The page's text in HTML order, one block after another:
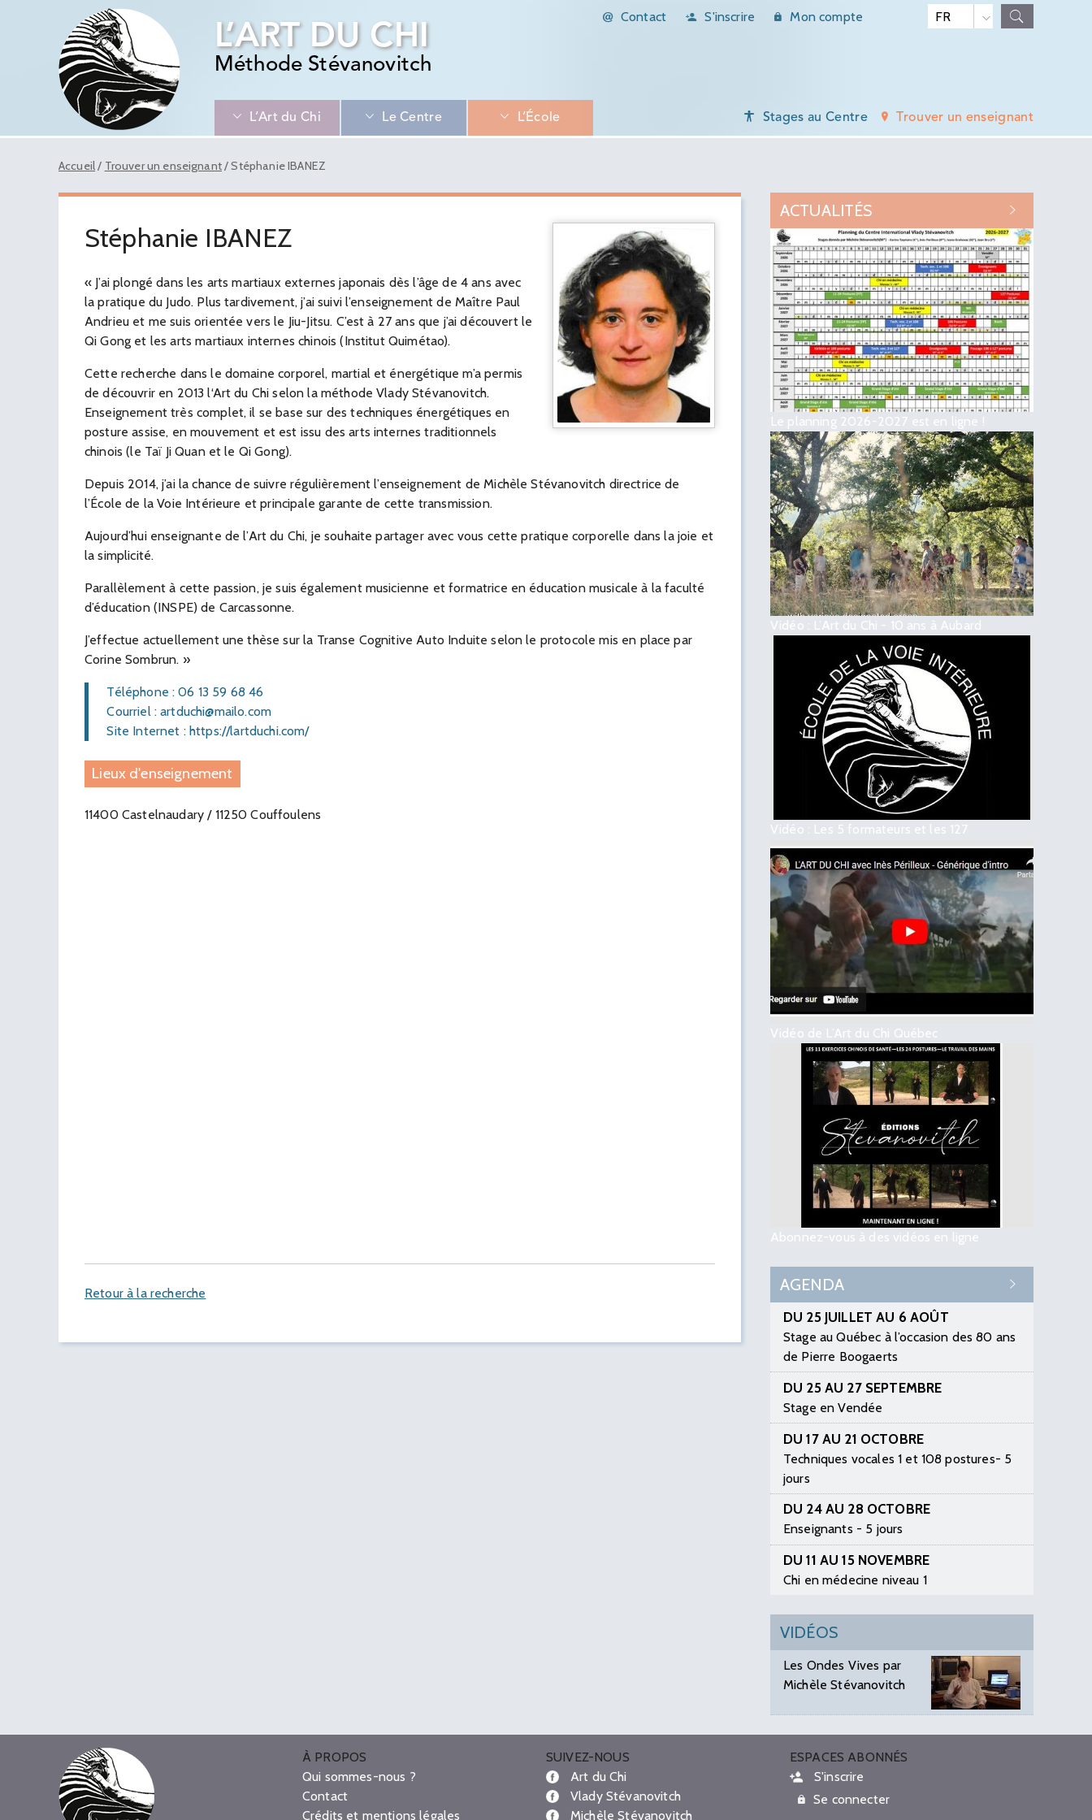
L’ART DU CHI
Méthode Stévanovitch
Contact S'inscrire Mon compte
L’Art du Chi Le Centre L’École Trouver un enseignant
Stages au Centre
Accueil/ Trouver un enseignant/Stéphanie IBANEZ
Stéphanie IBANEZ
« J’ai plongé dans les arts martiaux externes japonais dès l’âge de 4 ans avec
la pratique du Judo. Plus tardivement, j’ai suivi l’enseignement de Maître Paul
Andrieu et me suis orientée vers le Jiu-Jitsu. C’est à 27 ans que j’ai découvert le
Qi Gong et les arts martiaux internes chinois (Institut Quimétao).
Cette recherche dans le domaine corporel, martial et énergétique m’a permis
de découvrir en 2013 l‘Art du Chi selon la méthode Vlady Stévanovitch.
Enseignement très complet, il se base sur des techniques énergétiques en
posture assise, en mouvement et est issu des arts internes traditionnels
chinois (le Taï Ji Quan et le Qi Gong).
Depuis 2014, j’ai la chance de suivre régulièrement l’enseignement de Michèle Stévanovitch directrice de
l’École de la Voie Intérieure et principale garante de cette transmission.
Aujourd’hui enseignante de l’Art du Chi, je souhaite partager avec vous cette pratique corporelle dans la joie et
la simplicité.
Parallèlement à cette passion, je suis également musicienne et formatrice en éducation musicale à la faculté
d’éducation (INSPE) de Carcassonne.
J’effectue actuellement une thèse sur la Transe Cognitive Auto Induite selon le protocole mis en place par
Corine Sombrun. »
Téléphone : 06 13 59 68 46
Courriel : artduchi@mailo.com
Site Internet : https://lartduchi.com/
Lieux d'enseignement
11400 Castelnaudary / 11250 Couffoulens
Retour à la recherche
ACTUALITÉS
Le planning 2026-2027 est en ligne !
Vidéo : L’Art du Chi - 10 ans à Aubard
Vidéo : Les 5 formateurs et les 127
Vidéo de L’Art du Chi Québec
Abonnez-vous à des vidéos en ligne
AGENDA
DU 25 JUILLET AU 6 AOÛT
Stage au Québec à l’occasion des 80 ans
de Pierre Boogaerts
DU 25 AU 27 SEPTEMBRE
Stage en Vendée
DU 17 AU 21 OCTOBRE
Techniques vocales 1 et 108 postures- 5
jours
DU 24 AU 28 OCTOBRE
Enseignants - 5 jours
DU 11 AU 15 NOVEMBRE
Chi en médecine niveau 1
VIDÉOS
Les Ondes Vives par
Michèle Stévanovitch
À PROPOS
Qui sommes-nous ?
Contact
Crédits et mentions légales
SUIVEZ-NOUS
Art du Chi
Vlady Stévanovitch
Michèle Stévanovitch
ESPACES ABONNÉS
S'inscrire
Se connecter